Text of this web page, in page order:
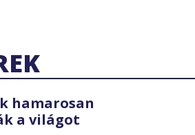
hamarosan
a világot